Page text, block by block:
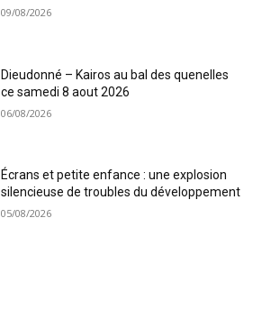
09/08/2026
Dieudonné – Kairos au bal des quenelles
ce samedi 8 aout 2026
06/08/2026
Écrans et petite enfance : une explosion
silencieuse de troubles du développement
05/08/2026